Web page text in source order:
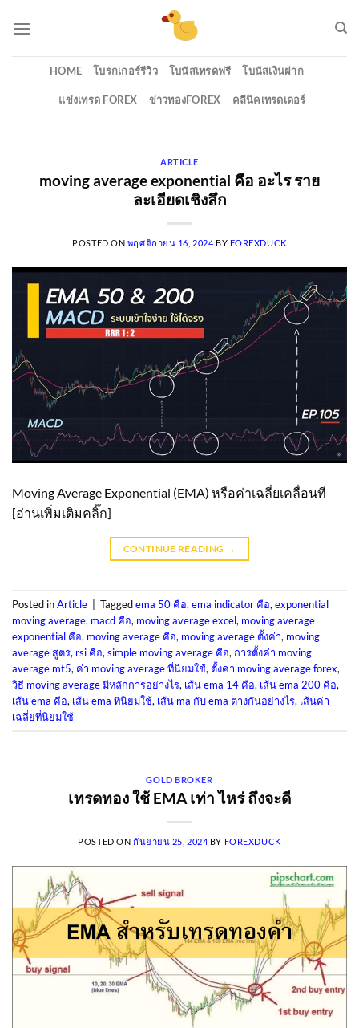
HOME โบรกเกอร์รีวิว โบนัสเทรดฟรี โบนัสเงินฝาก
แข่งเทรด FOREX ข่าวทองFOREX คลีนิคเทรดเดอร์
ARTICLE
moving average exponential คือ อะไร ราย
ละเอียดเชิงลึก
POSTED ON พฤศจิกายน 16, 2024 BY FOREXDUCK
Moving Average Exponential (EMA) หรือค่าเฉลี่ยเคลื่อนที
[อ่านเพิ่มเติมคลิ๊ก]
CONTINUE READING →
Posted inArticle | Taggedema 50 คือ, ema indicator คือ, exponential
moving average, macd คือ, moving average excel, moving average
exponential คือ, moving average คือ, moving average ตั้งค่า, moving
average สูตร, rsi คือ, simple moving average คือ, การตั้งค่า moving
average mt5, ค่า moving average ที่นิยมใช้, ตั้งค่า moving average forex,
วิธี moving average มีหลักการอย่างไร, เส้น ema 14 คือ, เส้น ema 200 คือ,
เส้น ema คือ, เส้น ema ที่นิยมใช้, เส้น ma กับ ema ต่างกันอย่างไร, เส้นค่า
เฉลี่ยที่นิยมใช้
GOLD BROKER
เทรดทอง ใช้ EMA เท่า ไหร่ ถึงจะดี
POSTED ON กันยายน 25, 2024 BY FOREXDUCK